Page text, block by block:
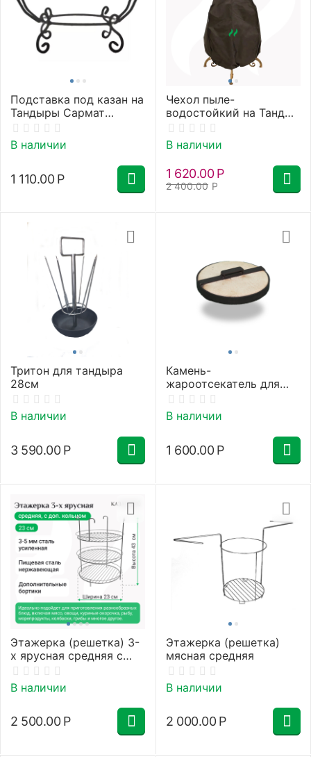
Подставка под казан на
Тандыры Сармат
Аладдин, Восточный
В наличии
1 110.00 Р
Чехол пыле-
водостойкий на Тандыр
Восточный
В наличии
2 400.00 Р
1 620.00 Р
Тритон для тандыра
28см
В наличии
3 590.00 Р
Камень-
жароотсекатель для
тандыра 28 см
В наличии
1 600.00 Р
Этажерка (решетка) 3-
х ярусная средняя с
дополнительным
кольцом
В наличии
2 500.00 Р
Этажерка (решетка)
мясная средняя
В наличии
2 000.00 Р